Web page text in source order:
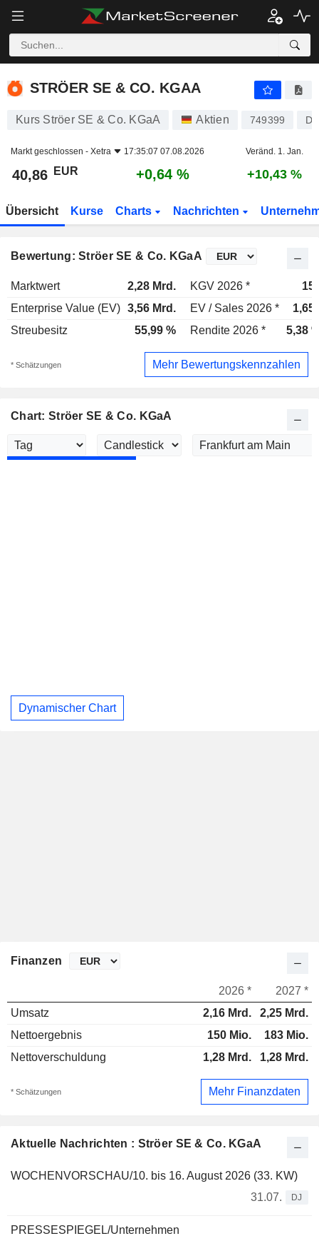
STRÖER SE & CO. KGAA
STRÖER SE & CO. KGAA
Kurs Ströer SE & Co. KGaA Aktien 749399
Markt geschlossen - Xetra 17:35:07 07.08.2026 Veränd. 1. Jan.
40,86 EUR +0,64 % +10,43 %
Übersicht Kurse Charts Nachrichten
Bewertung: Ströer SE & Co. KGaA
Marktwert 2,28 Mrd. KGV 2026 *
Enterprise Value (EV) 3,56 Mrd. EV / Sales 2026 *
Streubesitz
55,99 % Rendite 2026 * 5,38
* Schätzungen Mehr Bewertungskennzahlen
Chart: Ströer SE & Co. KGaA
Dynamischer Chart
Aktuelle Nachrichten : Ströer SE & Co. KGaA
WOCHENVORSCHAU/10. bis 16. August 2026 (33. KW)
31.07.
DJ
PRESSESPIEGEL/Unternehmen
Finanzen
2026 *
2027 *
Umsatz
2,16 Mrd.
2,25 Mrd.
Nettoergebnis
150 Mio.
183 Mio.
Nettoverschuldung
1,28 Mrd. 1,28 Mrd.
* Schätzungen Mehr Finanzdaten